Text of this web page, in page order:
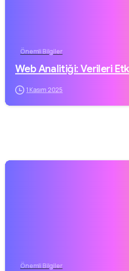
Önemli Bilgiler
Web Analitiği: Verileri
1 Kasım 2025
Önemli Bilgiler